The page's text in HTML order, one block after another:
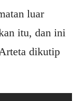
luar
itu, dan ini
dikutip